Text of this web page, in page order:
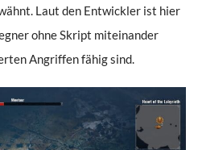
Laut den Entwickler ist hier
ohne Skript miteinander
Angriffen fähig sind.